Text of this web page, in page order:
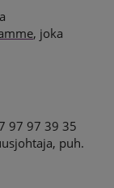
, joka
97 97 39 35
puh.